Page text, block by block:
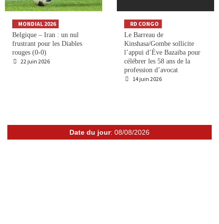
MONDIAL 2026
Belgique – Iran : un nul
frustrant pour les Diables
rouges (0-0)
22 juin 2026
RD CONGO
Le Barreau de
Kinshasa/Gombe sollicite
l’appui d’Ève Bazaiba pour
célébrer les 58 ans de la
profession d’avocat
14 juin 2026
Date du jour: 08/08/2026